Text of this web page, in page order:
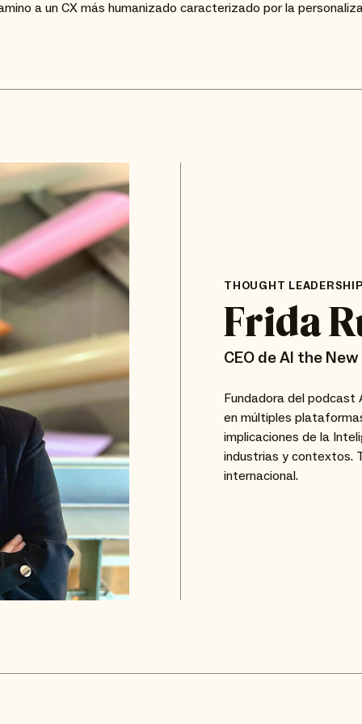
a un CX más humanizado caracterizado por la
THOUGHT
Frida
CEO de AI the
Fundadora del podcast
en múltiples
implicaciones de la
industrias y contextos.
internacional.